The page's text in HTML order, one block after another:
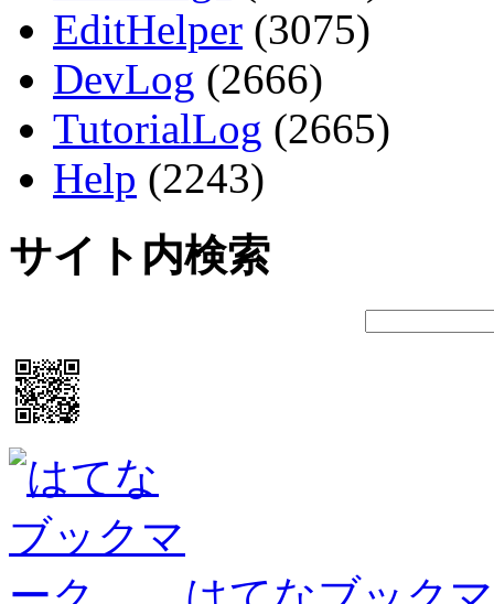
EditHelper (3075)
DevLog (2666)
TutorialLog (2665)
Help (2243)
サイト内検索